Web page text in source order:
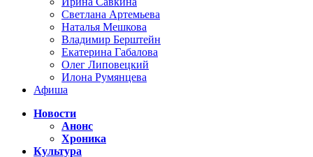
Светлана Артемьева
Наталья Мешкова
Владимир Берштейн
Екатерина Габалова
Олег Липовецкий
Илона Румянцева
Афиша
Новости
Анонс
Хроника
Культура